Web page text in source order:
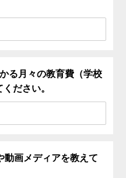
る月々の教育費（学校
ださい。
動画メディアを教えて